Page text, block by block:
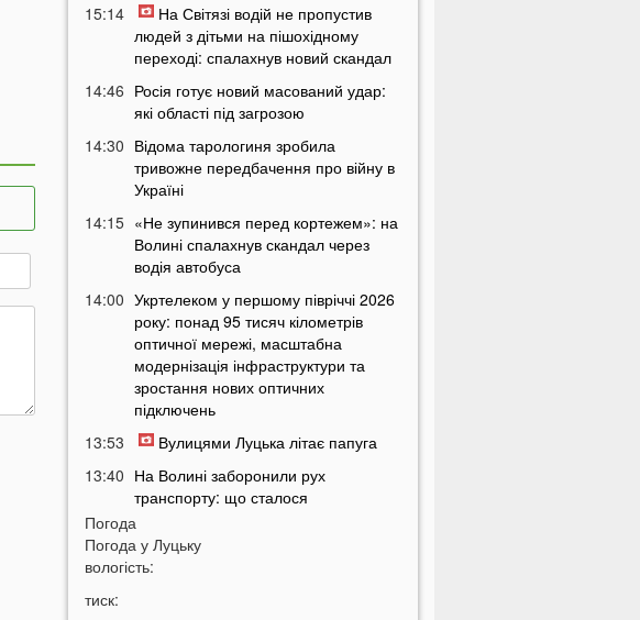
15:14
На Світязі водій не пропустив
людей з дітьми на пішохідному
переході: спалахнув новий скандал
14:46 Росія готує новий масований удар:
які області під загрозою
14:30 Відома тарологиня зробила
тривожне передбачення про війну в
Україні
14:15 «Не зупинився перед кортежем»: на
Волині спалахнув скандал через
водія автобуса
14:00 Укртелеком у першому півріччі 2026
року: понад 95 тисяч кілометрів
оптичної мережі, масштабна
модернізація інфраструктури та
зростання нових оптичних
підключень
13:53
Вулицями Луцька літає папуга
13:40 На Волині заборонили рух
транспорту: що сталося
13:28 До України приїхав відомий
російський музикант
Погода
Погода у Луцьку
вологість:
тиск: